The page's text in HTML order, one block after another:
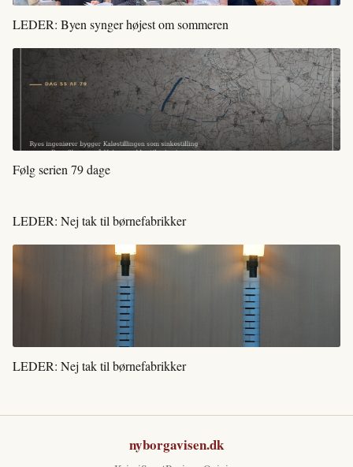
LEDER: Byen synger højest om sommeren
Følg serien 79 dage
LEDER: Nej tak til børnefabrikker
LEDER: Nej tak til børnefabrikker
nyborgavisen.dk